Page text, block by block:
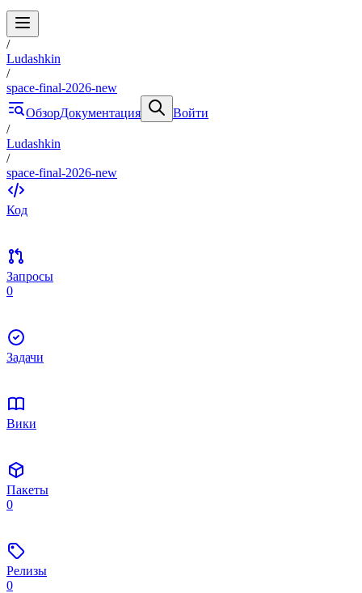
/
Ludashkin
/
space-final-2026-new
ОбзорДокументация
Войти
/
Ludashkin
/
space-final-2026-new
Код
Запросы
0
Задачи
Вики
Пакеты
0
Релизы
0